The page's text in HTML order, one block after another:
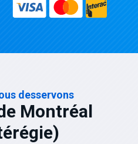
desservons
Montréal